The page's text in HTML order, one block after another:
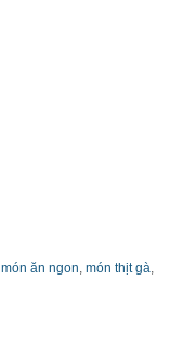
món ăn ngon, món thịt gà,